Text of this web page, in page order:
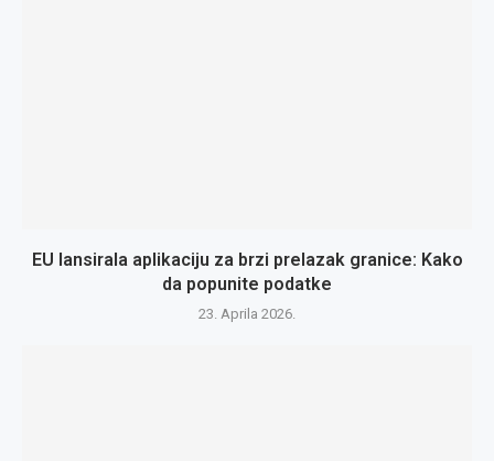
EU lansirala aplikaciju za brzi prelazak granice: Kako
da popunite podatke
23. Aprila 2026.